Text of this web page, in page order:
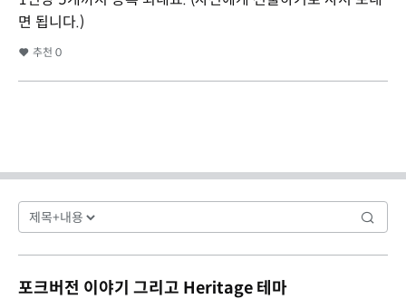
면 됩니다.)
추천 0
포크버전 이야기 그리고 Heritage 테마